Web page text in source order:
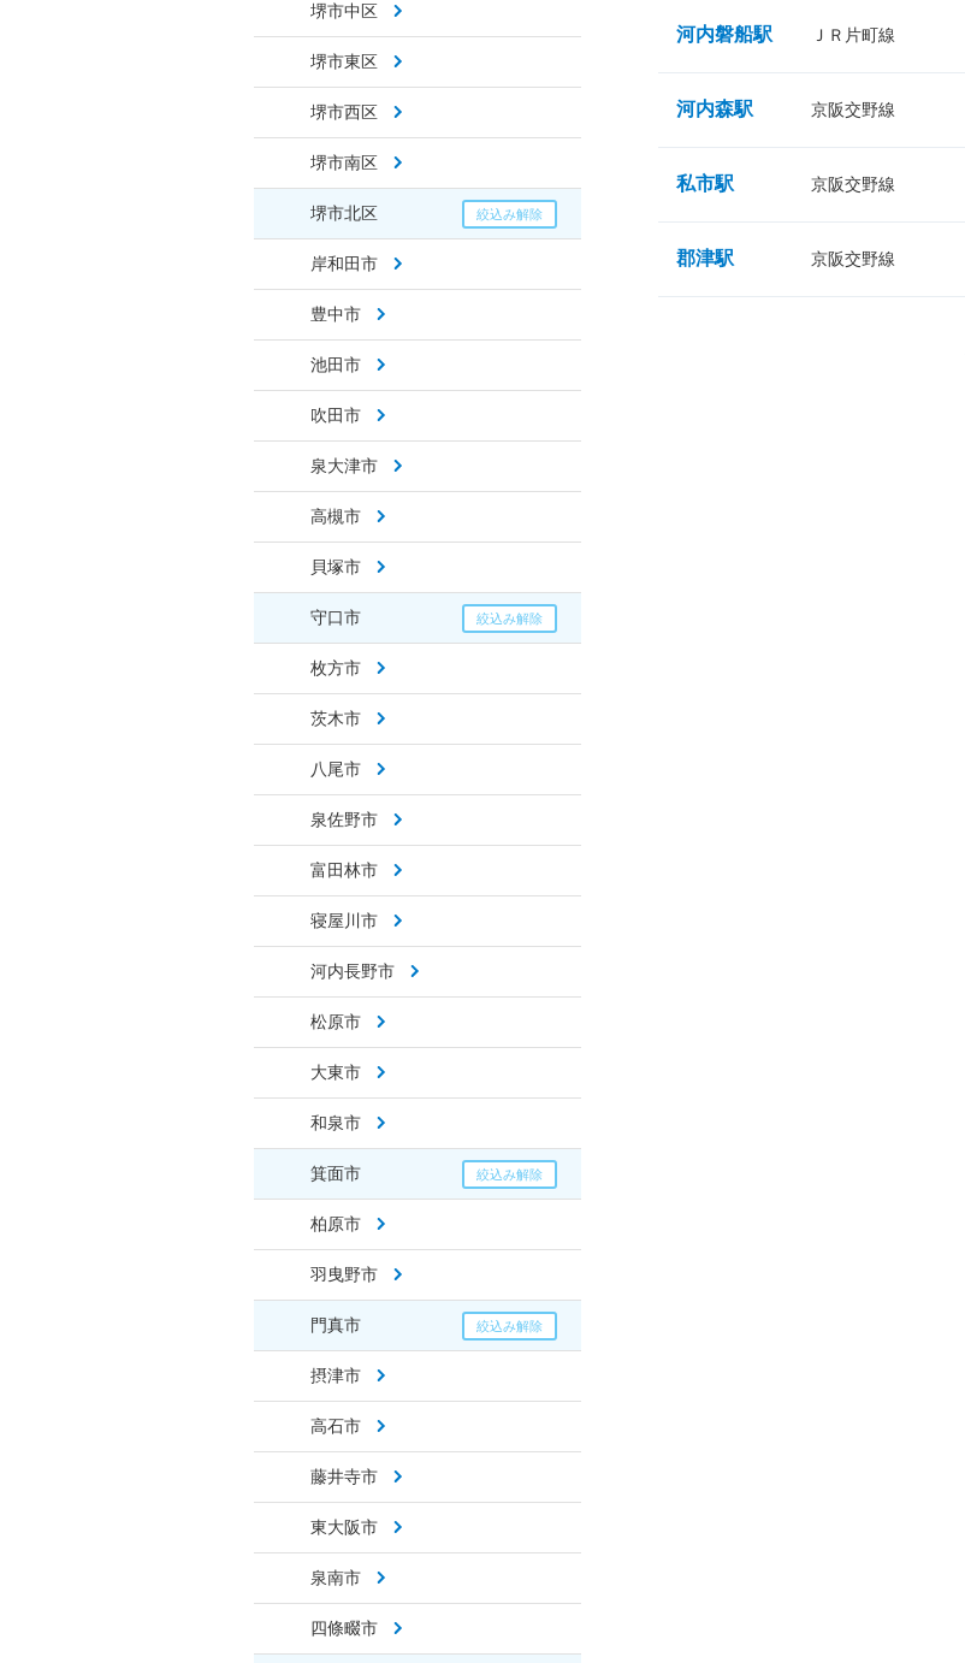
堺市中区
堺市東区
堺市西区
堺市南区
堺市北区
岸和田市
豊中市
池田市
吹田市
泉大津市
高槻市
貝塚市
守口市
枚方市
茨木市
八尾市
泉佐野市
富田林市
寝屋川市
河内長野市
松原市
大東市
和泉市
箕面市
柏原市
羽曳野市
門真市
摂津市
高石市
藤井寺市
東大阪市
泉南市
四條畷市
河内磐船駅 ＪＲ片町線
河内森駅 京阪交野線
私市駅 京阪交野線
郡津駅 京阪交野線